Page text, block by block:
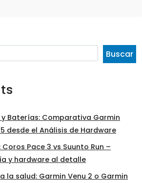
Buscar
Baterías: Comparativa Garmin
desde el Análisis de Hardware
Pace 3 vs Suunto Run –
y hardware al detalle
la salud: Garmin Venu 2 o Garmin